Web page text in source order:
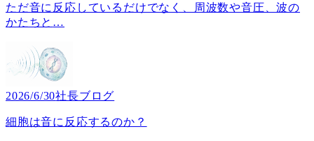
ただ音に反応しているだけでなく、周波数や音圧、波の
かたちと …
2026/6/30社長ブログ
細胞は音に反応するのか？